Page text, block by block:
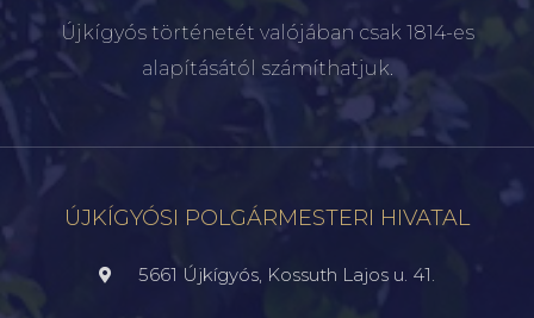
Újkígyós történetét valójában csak 1814-es
alapításától számíthatjuk.
ÚJKÍGYÓSI POLGÁRMESTERI HIVATAL
5661 Újkígyós, Kossuth Lajos u. 41.